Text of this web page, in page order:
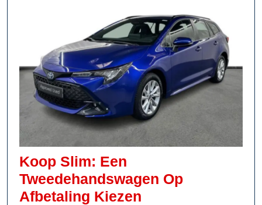
Koop Slim: Een
Tweedehandswagen Op
Afbetaling Kiezen